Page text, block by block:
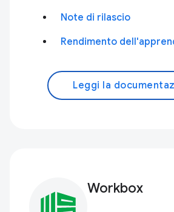
Note di rilascio
Rendimento
Leggi la
Workbox